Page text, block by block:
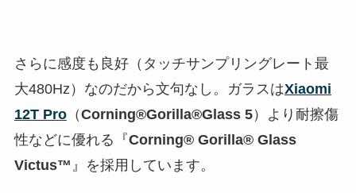
さらに感度も良好（タッチサンプリングレート最
大480Hz）なのだから文句なし。ガラスはXiaomi
12T Pro（Corning®Gorilla®Glass 5）より耐擦傷
性などに優れる『Corning®️ Gorilla®️ Glass
Victus™ 』を採用しています。